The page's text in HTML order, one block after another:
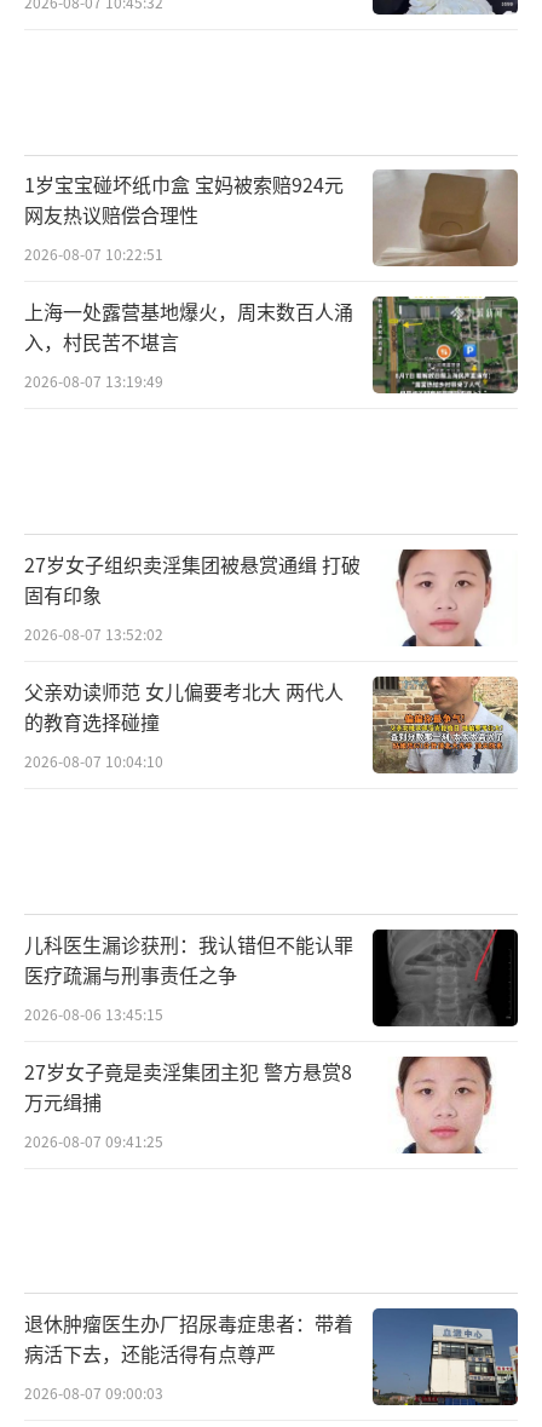
1岁宝宝碰坏纸巾盒 宝妈被索赔924元
网友热议赔偿合理性
2026-08-07 10:22:51
上海一处露营基地爆火，周末数百人涌
入，村民苦不堪言
2026-08-07 13:19:49
27岁女子组织卖淫集团被悬赏通缉 打破
固有印象
2026-08-07 13:52:02
父亲劝读师范 女儿偏要考北大 两代人
的教育选择碰撞
2026-08-07 10:04:10
儿科医生漏诊获刑：我认错但不能认罪
医疗疏漏与刑事责任之争
2026-08-06 13:45:15
27岁女子竟是卖淫集团主犯 警方悬赏8
万元缉捕
2026-08-07 09:41:25
退休肿瘤医生办厂招尿毒症患者：带着
病活下去，还能活得有点尊严
2026-08-07 09:00:03